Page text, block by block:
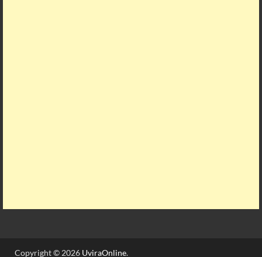
Copyright © 2026 UviraOnline.